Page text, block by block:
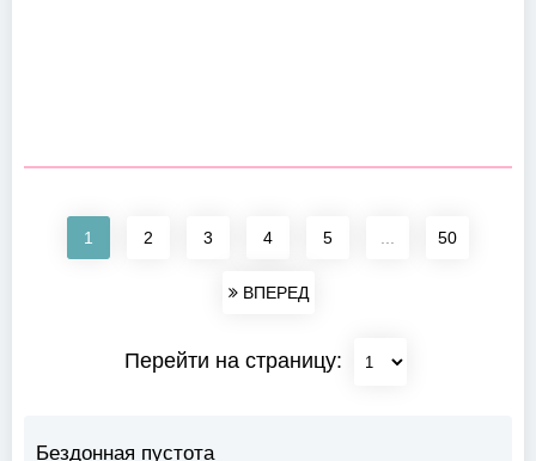
1 2 3 4 5 50
ВПЕРЕД
Перейти на страницу:
Бездонная пустота